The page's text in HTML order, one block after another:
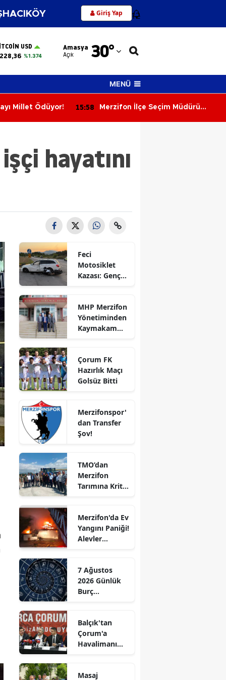
Giriş Yap 12
USD
%1.374
Amasya
Açık 30°
Adana
Adıyaman
Ağrı
Amasya
Antalya
Artvin
Balıkesir
Bilecik
Bingöl
Bitlis
Burdur
Çanakkale
Çankırı
Denizli
Edirne
Elazığ
Erzurum
Gaziantep
Giresun
Hakkari
Isparta
MENÜ
Millet Ödüyor! 15:58
Merzifon İlçe Seçim Müdürü
hayatını
Feci
Motosiklet
Kazası: Genç
Kaybetti
MHP Merzifon
Yönetiminden
Kaymakam
Ziyaret
Çorum FK
Hazırlık Maçı
Golsüz Bitti
Merzifonspor'
dan Transfer
Şov!
TMO’dan
Merzifon
Tarımına Kritik
Merzifon'da Ev
Yangını Paniği!
Alevler
Alındı
7 Ağustos
2026 Günlük
Burç
Sürprizler,
Parada Yeni
Fırsatlar
Balçık'tan
Çorum'a
Havalimanı
Başladık"
Masaj